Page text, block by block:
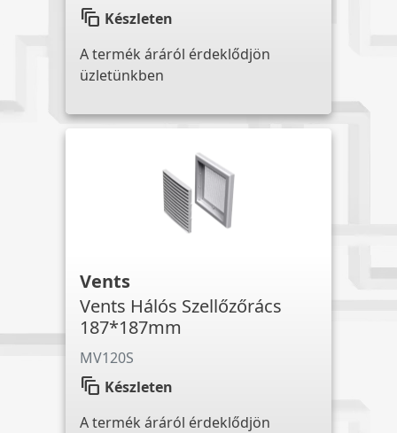
auto_awesome_motion Készleten
A termék áráról érdeklődjön
üzletünkben
Vents
Vents Hálós Szellőzőrács
187*187mm
MV120S
auto_awesome_motion Készleten
A termék áráról érdeklődjön